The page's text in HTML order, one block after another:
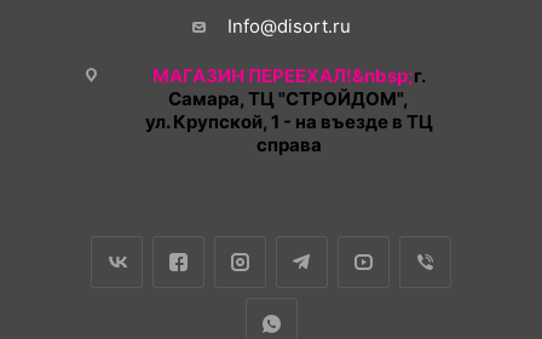
Info@disort.ru
МАГАЗИН ПЕРЕЕХАЛ!&nbsp;г.
Самара, ТЦ "СТРОЙДОМ",
ул. Крупской, 1 - на въезде в ТЦ
справа